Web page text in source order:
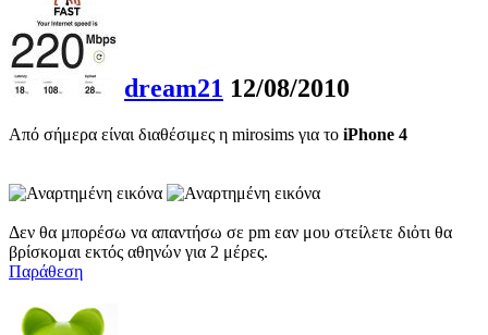
dream21 12/08/2010
Από σήμερα είναι διαθέσιμες η mirosims για το iPhone 4
Δεν θα μπορέσω να απαντήσω σε pm εαν μου στείλετε διὀτι θα
βρίσκομαι εκτός αθηνών για 2 μέρες.
Παράθεση